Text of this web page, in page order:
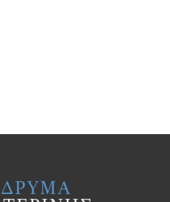
κιονίσκοι, οι